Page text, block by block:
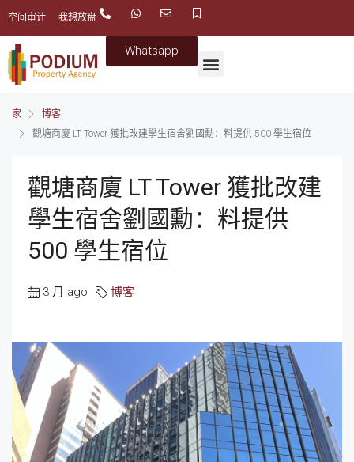
空间审计 我想放盘
Whatsapp
家
博客
觀塘商廈 LT Tower 獲批改建學生宿舍劉國勳：料提供 500 學生宿位
觀塘商廈 LT Tower 獲批改建
學生宿舍劉國勳：料提供
500 學生宿位
3 月 ago 博客